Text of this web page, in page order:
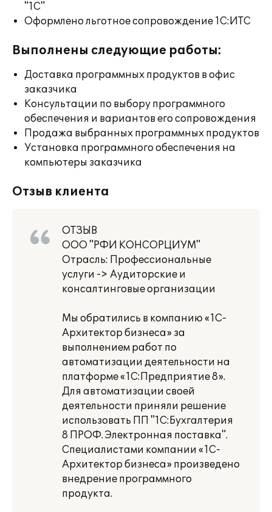
"1С"
Оформлено льготное сопровождение 1С:ИТС
Выполнены следующие работы:
Доставка программных продуктов в офис
заказчика
Консультации по выбору программного
обеспечения и вариантов его сопровождения
Продажа выбранных программных продуктов
Установка программного обеспечения на
компьютеры заказчика
Отзыв клиента
ОТЗЫВ
ООО "РФИ КОНСОРЦИУМ"
Отрасль: Профессиональные
услуги -> Аудиторские и
консалтинговые организации
Мы обратились в компанию «1С-
Архитектор бизнеса» за
выполнением работ по
автоматизации деятельности на
платформе «1С:Предприятие 8».
Для автоматизации своей
деятельности приняли решение
использовать ПП "1С:Бухгалтерия
8 ПРОФ. Электронная поставка".
Специалистами компании «1С-
Архитектор бизнеса» произведено
внедрение программного
продукта.